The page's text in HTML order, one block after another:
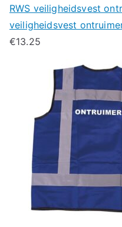
RWS veiligheidsvest
veiligheidsvest
€13.25